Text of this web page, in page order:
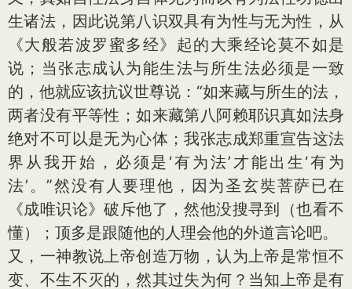
生诸法，因此说第八识双具有为性与无为性，从
《大般若波罗蜜多经》起的大乘经论莫不如是
说；当张志成认为能生法与所生法必须是一致
的，他就应该抗议世尊说：“如来藏与所生的法，
两者没有平等性；如来藏第八阿赖耶识真如法身
绝对不可以是无为心体；我张志成郑重宣告这法
界从我开始，必须是‘有为法’才能出生‘有为
法’。”然没有人要理他，因为圣玄奘菩萨已在
《成唯识论》破斥他了，然他没搜寻到（也看不
懂）；顶多是跟随他的人理会他的外道言论吧。
又，一神教说上帝创造万物，认为上帝是常恒不
变、不生不灭的，然其过失为何？当知上帝是有